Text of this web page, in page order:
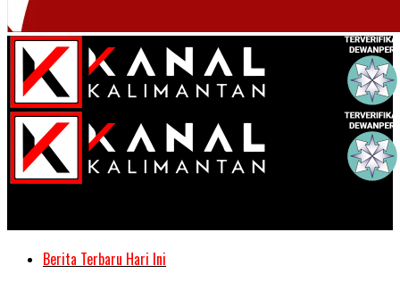
Berita Terbaru Hari Ini